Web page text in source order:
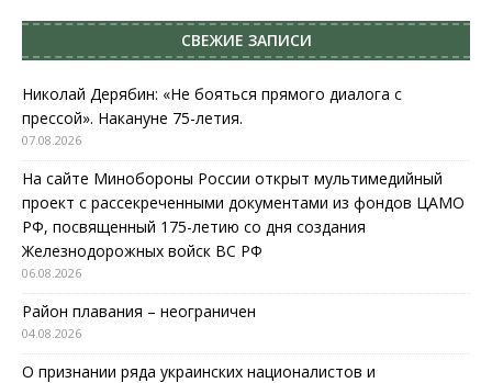
СВЕЖИЕ ЗАПИСИ
Николай Дерябин: «Не бояться прямого диалога с
прессой». Накануне 75-летия.
07.08.2026
На сайте Минобороны России открыт мультимедийный
проект с рассекреченными документами из фондов ЦАМО
РФ, посвященный 175-летию со дня создания
Железнодорожных войск ВС РФ
06.08.2026
Район плавания – неограничен
04.08.2026
О признании ряда украинских националистов и